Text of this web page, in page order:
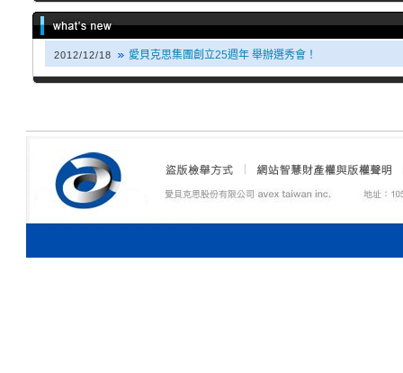
2012/12/18 愛貝克思集團創立25週年 舉辦選秀會！